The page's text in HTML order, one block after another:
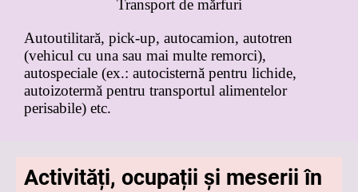
Transport de mărfuri
Autoutilitară, pick-up, autocamion, autotren
(vehicul cu una sau mai multe remorci),
autospeciale (ex.: autocisternă pentru lichide,
autoizotermă pentru transportul alimentelor
perisabile) etc.
Activități, ocupații și meserii în